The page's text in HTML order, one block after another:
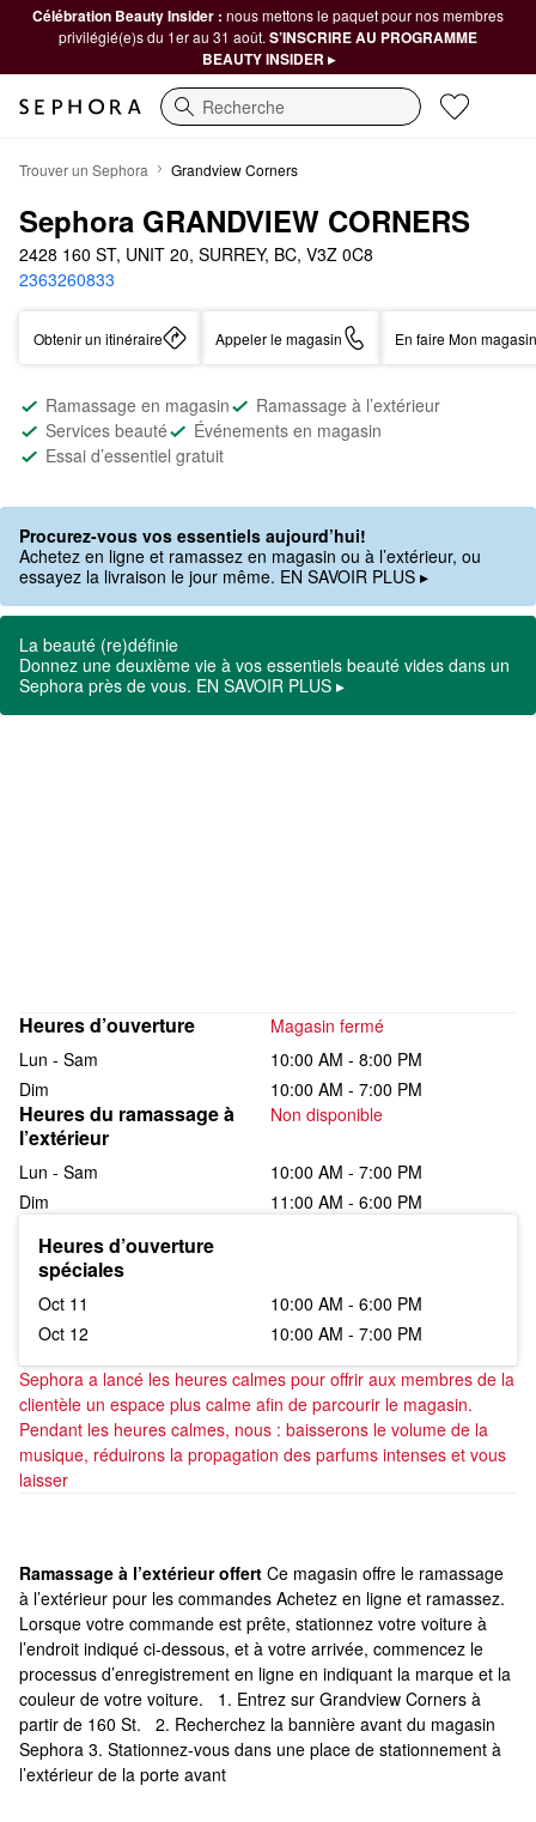
Célébration Beauty Insider : nous mettons le paquet pour nos membres
privilégié(e)s du 1er au 31 août. S’INSCRIRE AU PROGRAMME
BEAUTY INSIDER ▸
Recherche
Trouver un Sephora Grandview Corners
Sephora GRANDVIEW CORNERS
2428 160 ST, UNIT 20, SURREY, BC, V3Z 0C8
2363260833
Obtenir un itinéraire Appeler le magasin En faire Mon
Ramassage en magasin
Ramassage à l’extérieur
Services beauté
Événements en magasin
Essai d’essentiel gratuit
Procurez-vous vos essentiels aujourd’hui!
Achetez en ligne et ramassez en magasin ou à l’extérieur, ou
essayez la livraison le jour même. EN SAVOIR PLUS ▸
La beauté (re)définie
Donnez une deuxième vie à vos essentiels beauté vides dans un
Sephora près de vous. EN SAVOIR PLUS ▸
Heures d’ouverture
Magasin fermé
Lun - Sam
10:00 AM - 8:00 PM
Dim
10:00 AM - 7:00 PM
Heures du ramassage à
l’extérieur
Non disponible
Lun - Sam
10:00 AM - 7:00 PM
Dim
11:00 AM - 6:00 PM
Heures d’ouverture
spéciales
Oct 11
10:00 AM - 6:00 PM
Oct 12
10:00 AM - 7:00 PM
Sephora a lancé les heures calmes pour offrir aux membres de la
clientèle un espace plus calme afin de parcourir le magasin.
Pendant les heures calmes, nous : baisserons le volume de la
musique, réduirons la propagation des parfums intenses et vous
laisser
Ramassage à l’extérieur offert Ce magasin offre le ramassage
à l’extérieur pour les commandes Achetez en ligne et ramassez.
Lorsque votre commande est prête, stationnez votre voiture à
l’endroit indiqué ci-dessous, et à votre arrivée, commencez le
processus d’enregistrement en ligne en indiquant la marque et la
couleur de votre voiture.
1. Entrez sur Grandview Corners à
partir de 160 St.
2. Recherchez la bannière avant du magasin
Sephora 3. Stationnez-vous dans une place de stationnement à
l’extérieur de la porte avant